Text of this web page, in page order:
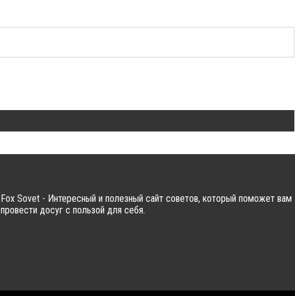
Fox Sovet - Интересный и полезный сайт советов, который поможет вам
провести досуг с пользой для себя.